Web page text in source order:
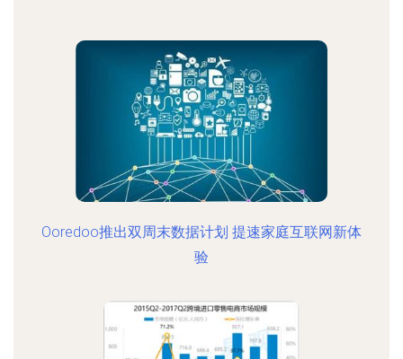
Ooredoo推出双周末数据计划 提速家庭互联网新体
验